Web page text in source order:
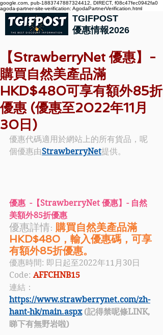
google.com, pub-1883747887324412, DIRECT, f08c47fec0942fa0
agoda-partner-site-verification: AgodaPartnerVerification.html
TGIFPOST
優惠情報2026
【StrawberryNet 優惠】-
購買自然美產品滿
HKD$480可享有額外85折
優惠 (優惠至2022年11月
30日)
優惠代碼適用於網站上的所有貨品，呢
個優惠由StrawberryNet提供。
優惠  -【StrawberryNet 優惠】- 自然
美額外85折優惠
優惠詳情: 購買自然美產品滿
HKD$480，輸入優惠碼，可享
有額外85折優惠。
優惠時間: 即日起至2022年11月30日
Code: AFFCHNB15
連結：
https://www.strawberrynet.com/zh-
hant-hk/main.aspx (記得禁呢條LINK,
睇下有無野岩啦)